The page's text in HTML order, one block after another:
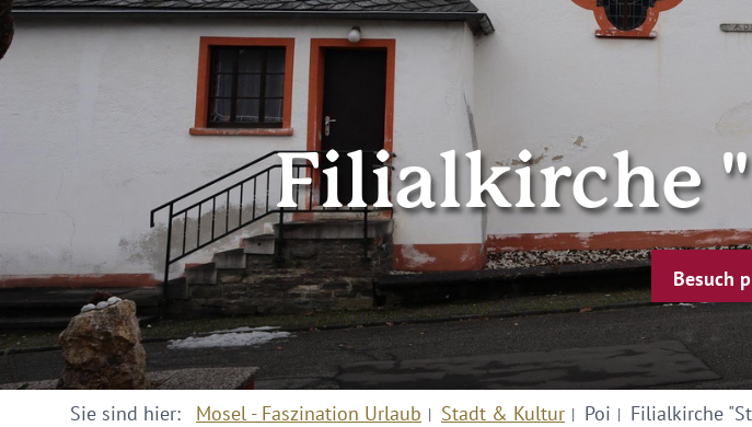
Filialkirche
Besuch
Sie sind hier: Mosel - Faszination Urlaub Stadt & Kultur Poi Filialkirche